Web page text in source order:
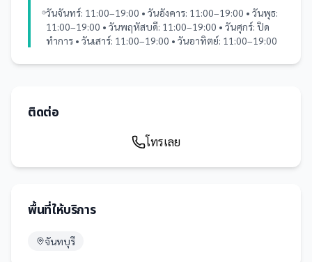
วันจันทร์: 11:00–19:00 • วันอังคาร: 11:00–19:00 • วันพุธ:
11:00–19:00 • วันพฤหัสบดี: 11:00–19:00 • วันศุกร์: ปิด
ทำการ • วันเสาร์: 11:00–19:00 • วันอาทิตย์: 11:00–19:00
ติดต่อ
โทรเลย
พื้นที่ให้บริการ
จันทบุรี